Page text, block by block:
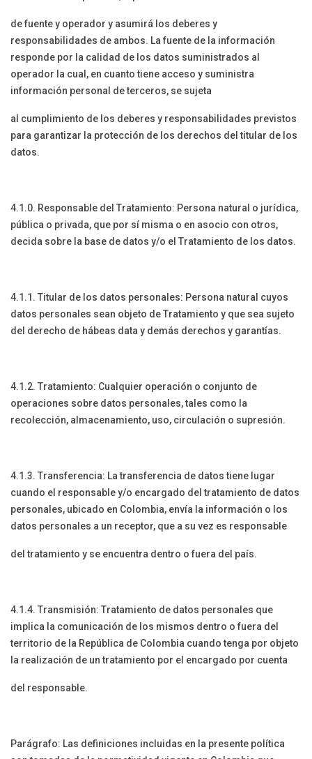
de fuente y operador y asumirá los deberes y
responsabilidades de ambos. La fuente de la información
responde por la calidad de los datos suministrados al
operador la cual, en cuanto tiene acceso y suministra
información personal de terceros, se sujeta
al cumplimiento de los deberes y responsabilidades previstos
para garantizar la protección de los derechos del titular de los
datos.
4.1.0. Responsable del Tratamiento: Persona natural o jurídica,
pública o privada, que por sí misma o en asocio con otros,
decida sobre la base de datos y/o el Tratamiento de los datos.
4.1.1. Titular de los datos personales: Persona natural cuyos
datos personales sean objeto de Tratamiento y que sea sujeto
del derecho de hábeas data y demás derechos y garantías.
4.1.2. Tratamiento: Cualquier operación o conjunto de
operaciones sobre datos personales, tales como la
recolección, almacenamiento, uso, circulación o supresión.
4.1.3. Transferencia: La transferencia de datos tiene lugar
cuando el responsable y/o encargado del tratamiento de datos
personales, ubicado en Colombia, envía la información o los
datos personales a un receptor, que a su vez es responsable
del tratamiento y se encuentra dentro o fuera del país.
4.1.4. Transmisión: Tratamiento de datos personales que
implica la comunicación de los mismos dentro o fuera del
territorio de la República de Colombia cuando tenga por objeto
la realización de un tratamiento por el encargado por cuenta
del responsable.
Parágrafo: Las definiciones incluidas en la presente política